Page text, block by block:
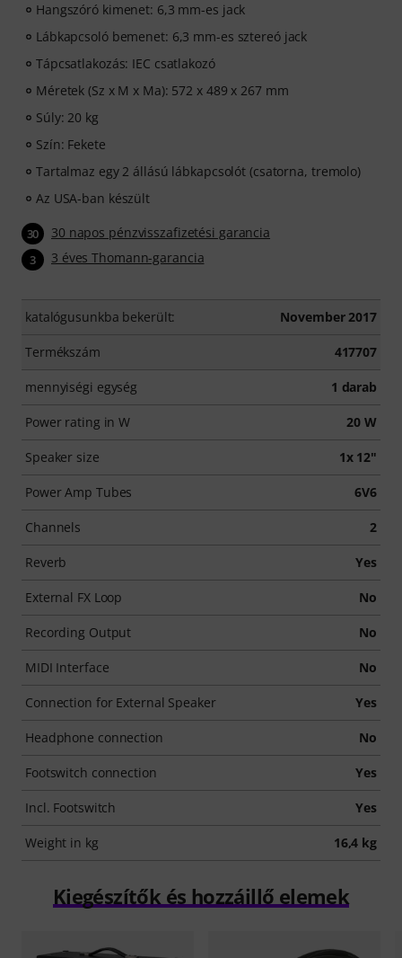
Hangszóró kimenet: 6,3 mm-es jack
Lábkapcsoló bemenet: 6,3 mm-es sztereó jack
Tápcsatlakozás: IEC csatlakozó
Méretek (Sz x M x Ma): 572 x 489 x 267 mm
Súly: 20 kg
Szín: Fekete
Tartalmaz egy 2 állású lábkapcsolót (csatorna, tremolo)
Az USA-ban készült
30 30 napos pénzvisszafizetési garancia
3 3 éves Thomann-garancia
katalógusunkba bekerült: November 2017
Termékszám 417707
mennyiségi egység 1 darab
Power rating in W 20 W
Speaker size 1x 12"
Power Amp Tubes 6V6
Channels 2
Reverb Yes
External FX Loop No
Recording Output No
MIDI Interface No
Connection for External Speaker Yes
Headphone connection No
Footswitch connection Yes
Incl. Footswitch Yes
Weight in kg 16,4 kg
Kiegészítők és hozzáillő elemek